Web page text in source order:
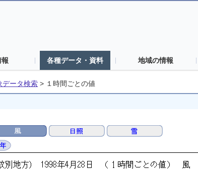
報 各種データ・資料 地域の情報
データ検索 > １時間ごとの値